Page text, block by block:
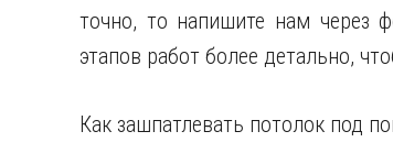
точно, то напишите нам через
этапов работ более детально,
Как зашпатлевать потолок под